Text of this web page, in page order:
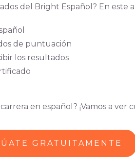
del Bright Español? En este
de puntuación
los resultados
en español? ¡Vamos a ver
GRATUITAMENTE